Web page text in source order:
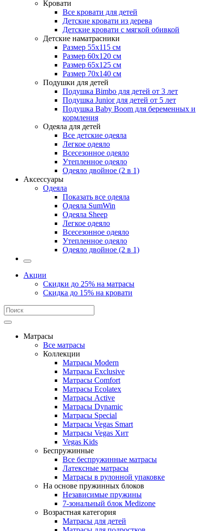
Кровати
Все кровати для детей
Детские кровати из дерева
Детские кровати с мягкой обивкой
Детские наматрасники
Размер 55x115 см
Размер 60x120 см
Размер 65x125 см
Размер 70x140 см
Подушки для детей
Подушка Bimbo для детей от 3 лет
Подушка Junior для детей от 5 лет
Подушка Baby Boom для беременных и
кормления
Одеяла для детей
Все детские одеяла
Легкое одеяло
Всесезонное одеяло
Утепленное одеяло
Одеяло двойное (2 в 1)
Аксессуары
Одеяла
Показать все одеяла
Одеяла SumWin
Одеяла Sheep
Легкое одеяло
Всесезонное одеяло
Утепленное одеяло
Одеяло двойное (2 в 1)
Акции
Скидки до 25% на матрасы
Скидка до 15% на кровати
Матрасы
Все матрасы
Коллекции
Матрасы Modern
Матрасы Exclusive
Матрасы Comfort
Матрасы Ecolatex
Матрасы Active
Матрасы Dynamic
Матрасы Special
Матрасы Vegas Smart
Матрасы Vegas Хит
Vegas Kids
Беспружинные
Все беспружинные матрасы
Латексные матрасы
Матрасы в рулонной упаковке
На основе пружинных блоков
Независимые пружины
7-зональный блок Medizone
Возрастная категория
Матрасы для детей